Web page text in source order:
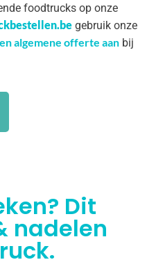
foodtrucks op onze
gebruik onze
algemene offerte aan bij
Dit
nadelen